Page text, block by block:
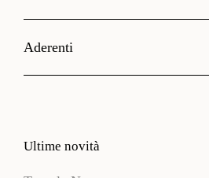
Aderenti
Ultime novità